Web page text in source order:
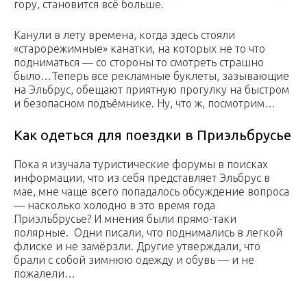
гору, становится всё больше.
Канули в лету времена, когда здесь стояли
«старорежимные» канатки, на которых не то что
подниматься — со стороны то смотреть страшно
было…Теперь все рекламные буклеты, зазывающие
на Эльбрус, обещают приятную прогулку на быстром
и безопасном подъёмнике. Ну, что ж, посмотрим…
Как одеться для поездки в Приэльбрусье
Пока я изучала туристические форумы в поисках
информации, что из себя представляет Эльбрус в
мае, мне чаще всего попадалось обсуждение вопроса
— насколько холодно в это время года
Приэльбрусье? И мнения были прямо-таки
полярные. Одни писали, что поднимались в легкой
флиске и не замёрзли. Другие утверждали, что
брали с собой зимнюю одежду и обувь — и не
пожалели…